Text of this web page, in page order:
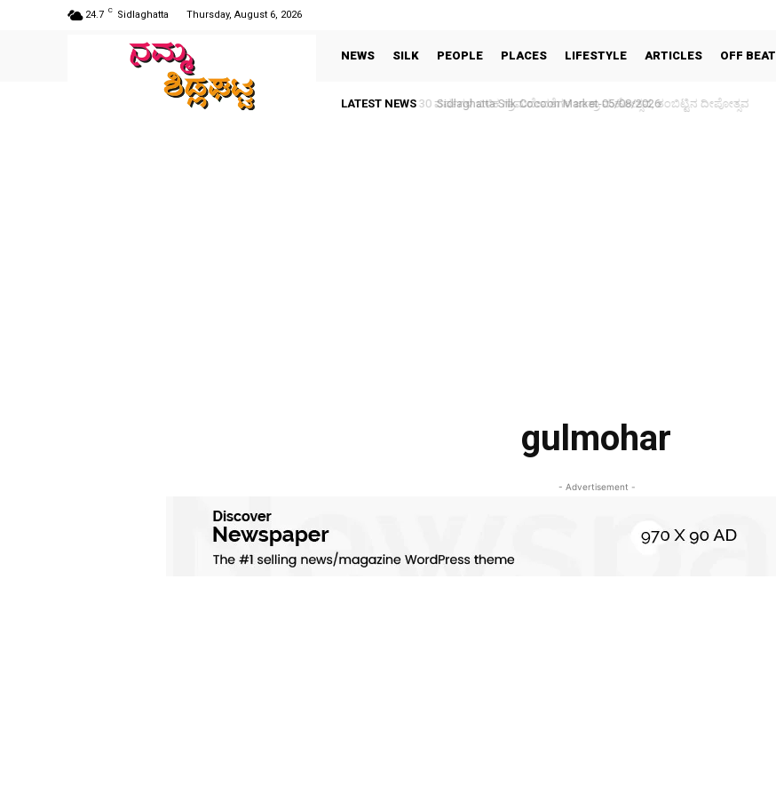
24.7 C Sidlaghatta Thursday, August 6, 2026
NEWS SILK PEOPLE PLACES LIFESTYLE ARTICLES OFF BEAT
LATEST NEWS30 ವರ್ಷಗಳ ಬಳಿಕ ಗ್ರಾಮದೇವತೆಗಳ ಜಾತ್ರಾ ಮಹೋತ್ಸವ, ತಂಬಿಟ್ಟಿನ ದೀಪೋತ್ಸವ
Sidlaghatta Silk Cocoon Market-05/08/2026
gulmohar
- Advertisement -